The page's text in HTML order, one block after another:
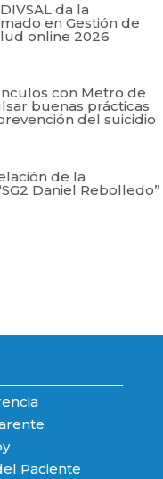
da la
en Gestión de
online 2026
con Metro de
buenas prácticas
del suicidio
de la
Daniel Rebolledo”
Paciente